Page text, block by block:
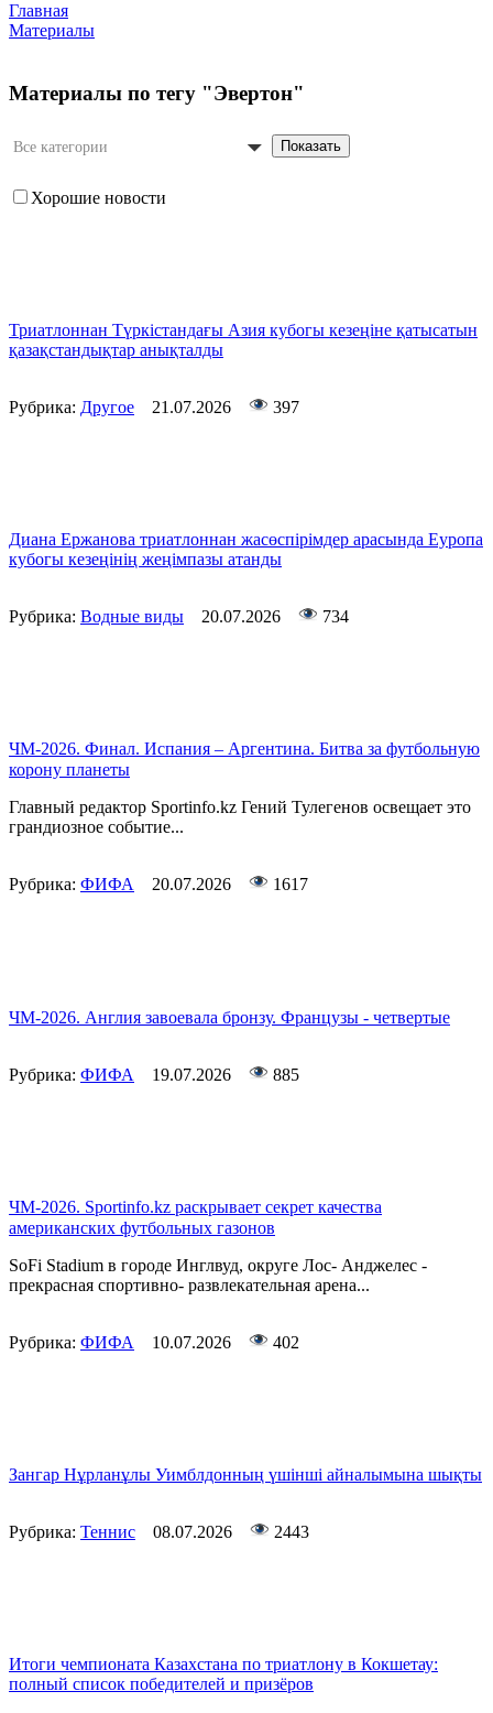
Главная
Материалы
Материалы по тегу "Эвертон"
Все категории Показать
Хорошие новости
Триатлоннан Түркістандағы Азия кубогы кезеңіне қатысатын
қазақстандықтар анықталды
Рубрика: Другое 21.07.2026 397
Диана Ержанова триатлоннан жасөспірімдер арасында Еуропа
кубогы кезеңінің жеңімпазы атанды
Рубрика: Водные виды 20.07.2026 734
ЧМ-2026. Финал. Испания – Аргентина. Битва за футбольную
корону планеты
Главный редактор Sportinfo.kz Гений Тулегенов освещает это
грандиозное событие...
Рубрика: ФИФА 20.07.2026 1617
ЧМ-2026. Англия завоевала бронзу. Французы - четвертые
Рубрика: ФИФА 19.07.2026 885
ЧМ-2026. Sportinfo.kz раскрывает секрет качества
американских футбольных газонов
SoFi Stadium в городе Инглвуд, округе Лос- Анджелес -
прекрасная спортивно- развлекательная арена...
Рубрика: ФИФА 10.07.2026 402
Зангар Нұрланұлы Уимблдонның үшінші айналымына шықты
Рубрика: Теннис 08.07.2026 2443
Итоги чемпионата Казахстана по триатлону в Кокшетау:
полный список победителей и призёров